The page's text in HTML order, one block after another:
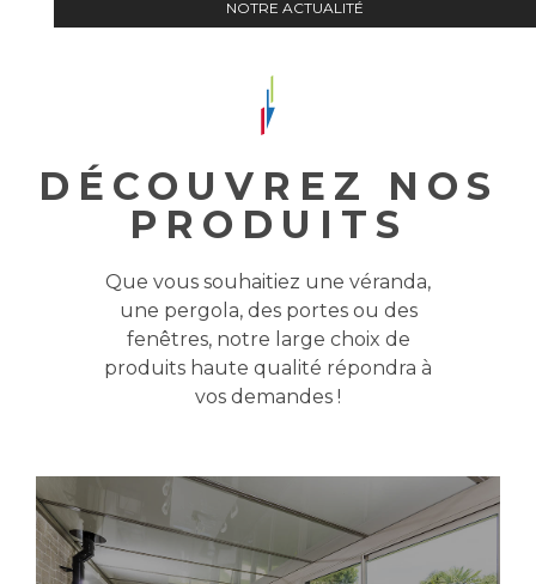
NOTRE ACTUALITÉ
DÉCOUVREZ NOS
PRODUITS
Que vous souhaitiez une véranda,
une pergola, des portes ou des
fenêtres, notre large choix de
produits haute qualité répondra à
vos demandes !